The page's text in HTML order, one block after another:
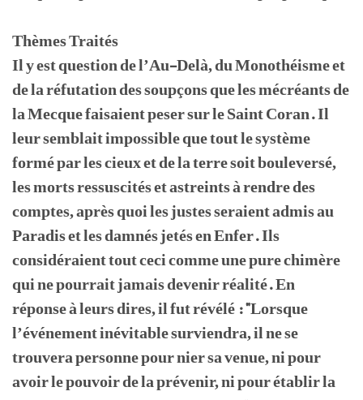
Thèmes Traités
Il y est question de l’Au-Delà, du Monothéisme et
de la réfutation des soupçons que les mécréants de
la Mecque faisaient peser sur le Saint Coran. Il
leur semblait impossible que tout le système
formé par les cieux et de la terre soit bouleversé,
les morts ressuscités et astreints à rendre des
comptes, après quoi les justes seraient admis au
Paradis et les damnés jetés en Enfer. Ils
considéraient tout ceci comme une pure chimère
qui ne pourrait jamais devenir réalité. En
réponse à leurs dires, il fut révélé : "Lorsque
l’événement inévitable surviendra, il ne se
trouvera personne pour nier sa venue, ni pour
avoir le pouvoir de la prévenir, ni pour établir la